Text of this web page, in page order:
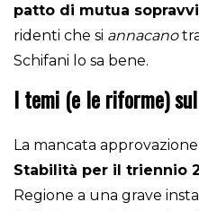
patto di mutua
ridenti che si annacano
Schifani lo sa bene.
I temi (e le riforme)
La mancata
Stabilità per il triennio
Regione a una grave